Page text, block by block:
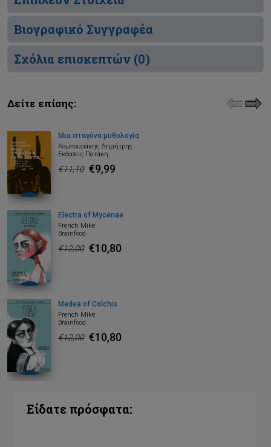
Βιογραφικό Συγγραφέα
Σχόλια επισκεπτών (0)
Δείτε επίσης:
Μια σταγόνα μυθολογία
Καμπουράκης Δημήτρης
Εκδόσεις Πατάκη
€11,10 €9,99
Electra of Mycenae
French Mike
Brainfood
€12,00 €10,80
Medea of Colchis
French Mike
Brainfood
€12,00 €10,80
Είδατε πρόσφατα: